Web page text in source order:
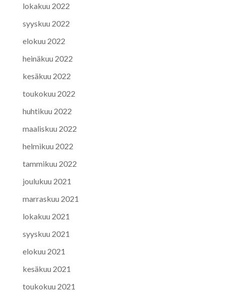
lokakuu 2022
syyskuu 2022
elokuu 2022
heinäkuu 2022
kesäkuu 2022
toukokuu 2022
huhtikuu 2022
maaliskuu 2022
helmikuu 2022
tammikuu 2022
joulukuu 2021
marraskuu 2021
lokakuu 2021
syyskuu 2021
elokuu 2021
kesäkuu 2021
toukokuu 2021